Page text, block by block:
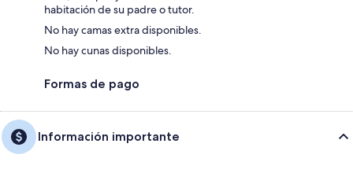
habitación de su padre o tutor.
No hay camas extra disponibles.
No hay cunas disponibles.
Formas de pago
Información importante